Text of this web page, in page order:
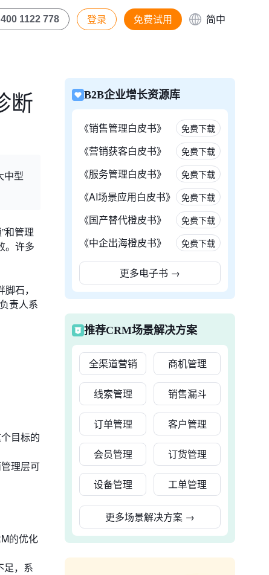
400 1122 778 登录 免费试用 简中
断
中型
和管理
。许多
石，
责人系
目标的
理层可
的优化
足，系
B2B企业增长资源库
《销售管理白皮书》 免费下载
《营销获客白皮书》 免费下载
《服务管理白皮书》 免费下载
《AI场景应用白皮书》 免费下载
《国产替代橙皮书》 免费下载
《中企出海橙皮书》 免费下载
更多电子书 →
推荐CRM场景解决方案
全渠道营销 商机管理
线索管理 销售漏斗
订单管理 客户管理
会员管理 订货管理
设备管理 工单管理
更多场景解决方案 →